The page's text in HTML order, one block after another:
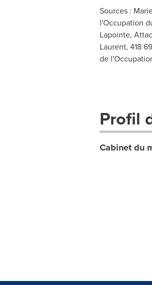
Sources :
l'Occupation
Lapointe,
Laurent, 418
de
Profil
Cabinet du